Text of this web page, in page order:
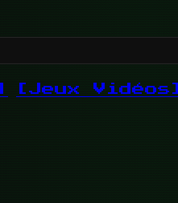
[Jeux Vidéos]